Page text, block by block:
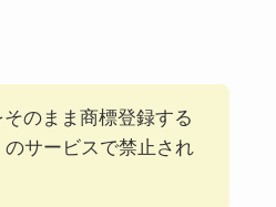
のまま商標登録する
のサービスで禁止され